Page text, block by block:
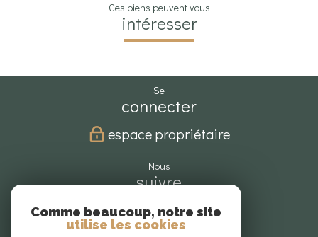
Ces biens peuvent vous
intéresser
se
connecter
espace propriétaire
nous
suivre
Comme beaucoup, notre site
utilise les cookies